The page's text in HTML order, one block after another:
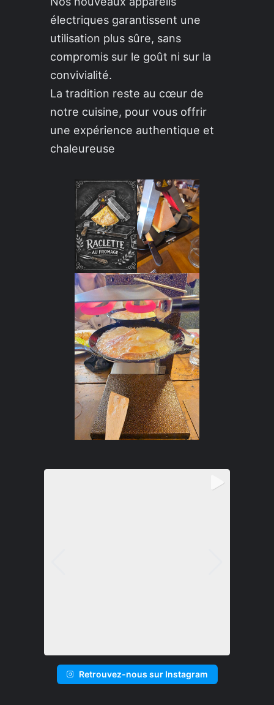
électriques garantissent une
utilisation plus sûre, sans
compromis sur le goût ni sur la
convivialité.
La tradition reste au cœur de
notre cuisine, pour vous offrir
une expérience authentique et
chaleureuse
Retrouvez-nous sur Instagram